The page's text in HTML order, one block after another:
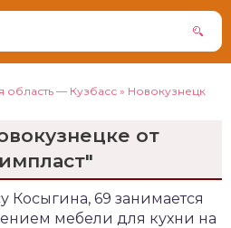
область — Кузбасс » Новокузнецк
от
Косыгина, 69 занимается
мебели для кухни на